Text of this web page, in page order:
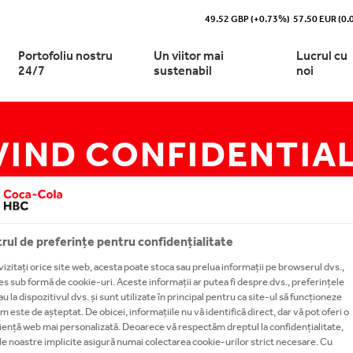
49.52 GBP (+0.73%) 57.50 EUR
Portofoliu nostru
24/7
Un viitor mai
sustenabil
Lucrul cu
noi
Coca‑Cola HBC Romania, pe
misiunea si strategia
valoare
noastra
Transparenta fiscala
noastra, in cifre
si procesul de productie
de aprovizionare
din care facem parte
portofoliul nostru 24/7
carbonatate
reci
energizante
spirtoase premium
PRODUSELE NOASTRE A-Z
noastră de sustenabilitate
si impactul
noastra in
si stare de bine
si raspunsuri
te alaturi echipei
pentru tineri
si aplica
noastra de talente
ne colegii
chain future leaders program
Business Developer in
Functiunile noastre
lucrezi cu noi?
de preferințe pentru confidențialitate
orice site web, acesta poate stoca sau prelua informații pe browserul dvs.,
sub formă de cookie-uri. Aceste informații ar putea fi despre dvs., preferințele
la dispozitivul dvs. și sunt utilizate în principal pentru ca site-ul să funcționeze
este de așteptat. De obicei, informațiile nu vă identifică direct, dar vă pot oferi o
web mai personalizată. Deoarece vă respectăm dreptul la confidențialitate,
noastre implicite asigură numai colectarea cookie-urilor strict necesare. Cu